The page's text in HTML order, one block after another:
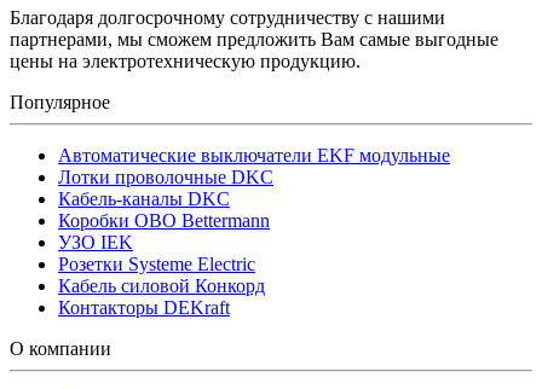
Благодаря долгосрочному сотрудничеству с нашими
партнерами, мы сможем предложить Вам самые выгодные
цены на электротехническую продукцию.
Популярное
Автоматические выключатели EKF модульные
Лотки проволочные DKC
Кабель-каналы DKC
Коробки OBO Bettermann
УЗО IEK
Розетки Systeme Electric
Кабель силовой Конкорд
Контакторы DEKraft
О компании